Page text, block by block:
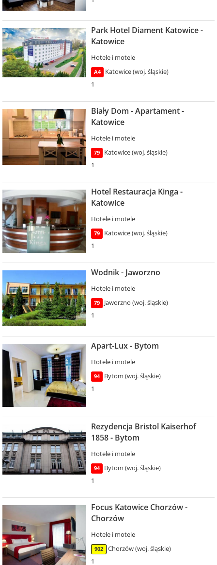
Park Hotel Diament Katowice -
Katowice
Hotele i motele
A4
Katowice (woj. śląskie)
1
Biały Dom - Apartament -
Katowice
Hotele i motele
79
Katowice (woj. śląskie)
1
Hotel Restauracja Kinga -
Katowice
Hotele i motele
79
Katowice (woj. śląskie)
1
Wodnik - Jaworzno
Hotele i motele
79
Jaworzno (woj. śląskie)
1
Apart-Lux - Bytom
Hotele i motele
94
Bytom (woj. śląskie)
1
Rezydencja Bristol Kaiserhof
1858 - Bytom
Hotele i motele
94
Bytom (woj. śląskie)
1
Focus Katowice Chorzów -
Chorzów
Hotele i motele
902
Chorzów (woj. śląskie)
1